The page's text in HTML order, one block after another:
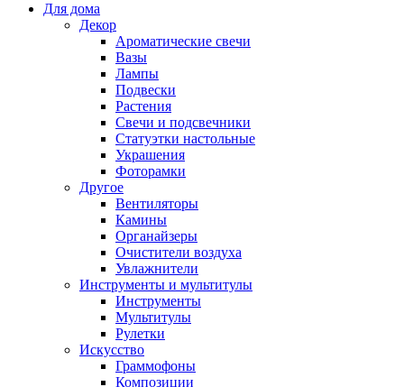
Для дома
Декор
Ароматические свечи
Вазы
Лампы
Подвески
Растения
Свечи и подсвечники
Статуэтки настольные
Украшения
Фоторамки
Другое
Вентиляторы
Камины
Органайзеры
Очистители воздуха
Увлажнители
Инструменты и мультитулы
Инструменты
Мультитулы
Рулетки
Искусство
Граммофоны
Композиции